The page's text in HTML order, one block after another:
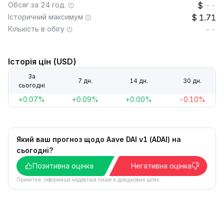
Обсяг за 24 год. --
Історичний максимум 1.71
Кількість в обігу --
Історія цін (USD)
За
сьогодні
7 дн. 14 дн. 30 дн.
+0.07% +0.09% +0.00% -0.10%
Який ваш прогноз щодо Aave DAI v1 (ADAI) на
сьогодні?
Позитивна оцінка
Негативна оцінка
Примітка. Інформація надається лише в довідкових цілях.